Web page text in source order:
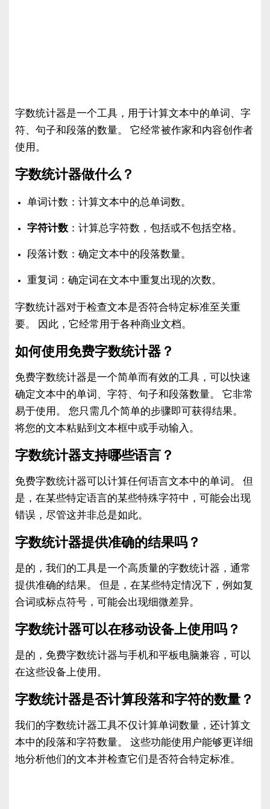
字数统计器是一个工具，用于计算文本中的单词、字
符、句子和段落的数量。 它经常被作家和内容创作者
使用。
字数统计器做什么？
单词计数：计算文本中的总单词数。
字符计数 ：计算总字符数，包括或不包括空格。
段落计数：确定文本中的段落数量。
重复词：确定词在文本中重复出现的次数。
字数统计器对于检查文本是否符合特定标准至关重
要。 因此，它经常用于各种商业文档。
如何使用免费字数统计器？
免费字数统计器是一个简单而有效的工具，可以快速
确定文本中的单词、字符、句子和段落数量。 它非常
易于使用。 您只需几个简单的步骤即可获得结果。
将您的文本粘贴到文本框中或手动输入。
字数统计器支持哪些语言？
免费字数统计器可以计算任何语言文本中的单词。 但
是，在某些特定语言的某些特殊字符中，可能会出现
错误，尽管这并非总是如此。
字数统计器提供准确的结果吗？
是的，我们的工具是一个高质量的字数统计器，通常
提供准确的结果。 但是，在某些特定情况下，例如复
合词或标点符号，可能会出现细微差异。
字数统计器可以在移动设备上使用吗？
是的，免费字数统计器与手机和平板电脑兼容，可以
在这些设备上使用。
字数统计器是否计算段落和字符的数量？
我们的字数统计器工具不仅计算单词数量，还计算文
本中的段落和字符数量。 这些功能使用户能够更详细
地分析他们的文本并检查它们是否符合特定标准。